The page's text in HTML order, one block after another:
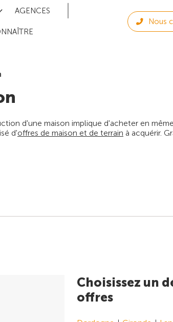
AGENCES
Nous
d'une maison implique d'acheter en
d'offres de maison et de terrain à acquérir.
Choisissez un
offres